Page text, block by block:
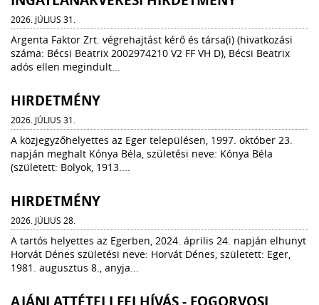
2026. JÚLIUS 31.
Argenta Faktor Zrt. végrehajtást kérő és társa(i) (hivatkozási
száma: Bécsi Beatrix 2002974210 V2 FF VH D), Bécsi Beatrix
adós ellen megindult...
HIRDETMÉNY
2026. JÚLIUS 31.
A közjegyzőhelyettes az Eger településen, 1997. október 23.
napján meghalt Kónya Béla, születési neve: Kónya Béla
(született: Bolyok, 1913....
HIRDETMÉNY
2026. JÚLIUS 28.
A tartós helyettes az Egerben, 2024. április 24. napján elhunyt
Horvát Dénes születési neve: Horvát Dénes, született: Eger,
1981. augusztus 8., anyja...
AJÁNLATTÉTELI FELHÍVÁS - FOGORVOSI